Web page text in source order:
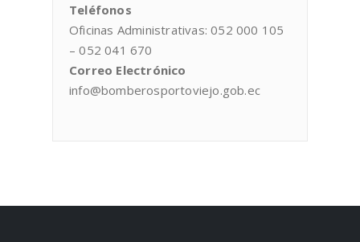
Teléfonos
Oficinas Administrativas: 052 000 105
– 052 041 670
Correo Electrónico
info@bomberosportoviejo.gob.ec